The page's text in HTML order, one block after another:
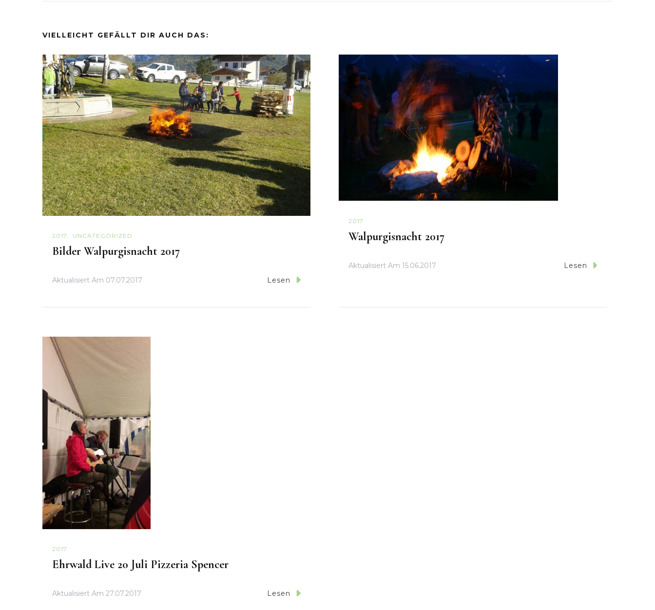
VIELLEICHT GEFÄLLT DIR AUCH DAS:
2017 UNCATEGORIZED
Bilder Walpurgisnacht 2017
Aktualisiert Am 07.07.2017 Lesen
2017
Walpurgisnacht 2017
Aktualisiert Am15.06.2017 Lesen
2017
Ehrwald Live 20 Juli Pizzeria Spencer
Aktualisiert Am 27.07.2017 Lesen